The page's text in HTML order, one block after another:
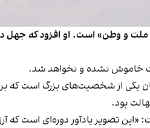
و وطن» است. او افزود که جهل
خاموش نشده و نخواهد شد.
یکی از شخصیت‌های بزرگ است که
بود.
تصویر یادآور دوره‌ای است که